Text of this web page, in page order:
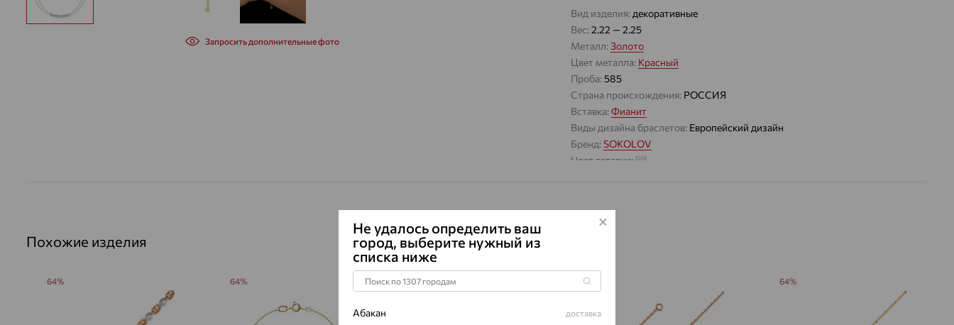
Запросить дополнительные фото
Вид изделия: декоративные
Вес:2.22 — 2.25
Металл:Золото
Цвет металла: Красный
Проба:585
Страна происхождения: РОССИЯ
Вставка:Фианит
Виды дизайна браслетов: Европейский дизайн
Бренд:SOKOLOV
Цвет вставки:
Похожие изделия
64% 64% 64% 64%
Не удалось определить ваш
город, выберите нужный из
списка ниже
Абакан доставка